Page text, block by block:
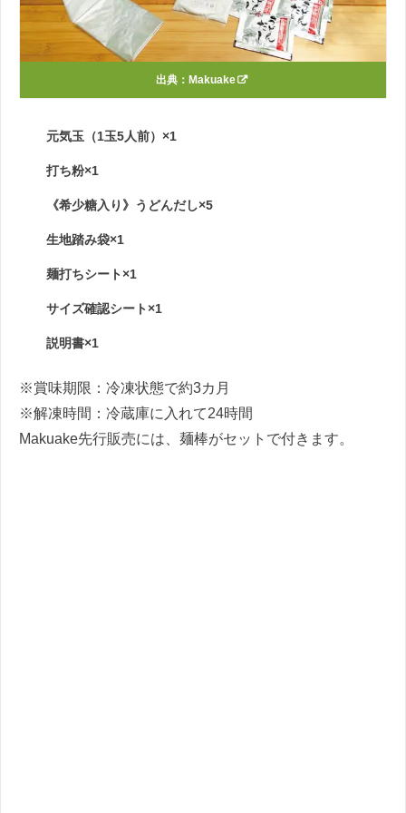
出典： Makuake
元気玉（1玉5人前）×1
打ち粉×1
《希少糖入り》うどんだし×5
生地踏み袋×1
麺打ちシート×1
サイズ確認シート×1
説明書×1
※賞味期限：冷凍状態で約3カ月
※解凍時間：冷蔵庫に入れて24時間
Makuake先行販売には、麺棒がセットで付きます。